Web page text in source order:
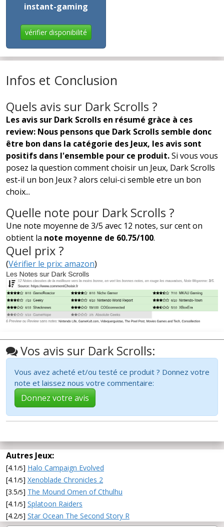
instant-gaming
vérifier disponibilité
Infos et Conclusion
Quels avis sur Dark Scrolls ?
Les avis sur Dark Scrolls en résumé gràce à ces
review: Nous pensons que Dark Scrolls semble donc
être bon dans la catégorie des Jeux, les avis sont
positifs dans l'ensemble pour ce produit.Si vous vous
posez la question comment choisir un Jeux, Dark Scrolls
est-il un bon Jeux ? alors celui-ci semble etre un bon
choix...
Quelle note pour Dark Scrolls ?
Une note moyenne de 3/5 avec 12 notes, sur cent on
obtient la note moyenne de 60.75/100.
Quel prix ?
(Vérifier le prix: amazon)
Vos avis sur Dark Scrolls:
Vous avez acheté et/ou testé ce produit ? Donnez votre
note et laissez nous votre commentaire:
Donnez votre avis
Autres Jeux:
[4.1/5] Halo Campaign Evolved
[4.1/5] Xenoblade Chronicles 2
[3.5/5] The Mound Omen of Cthulhu
[4.1/5] Splatoon Raiders
[4.2/5] Star Ocean The Second Story R